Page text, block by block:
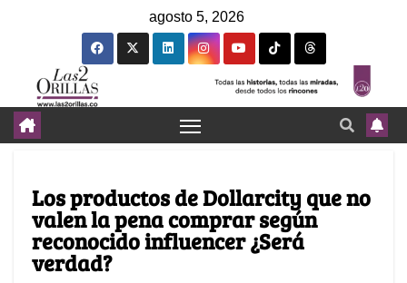
agosto 5, 2026
Los productos de Dollarcity que no
valen la pena comprar según
reconocido influencer ¿Será
verdad?